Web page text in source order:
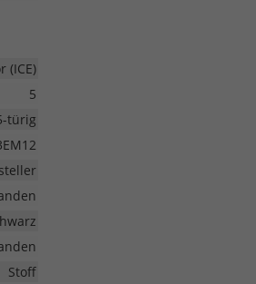
(ICE)
5
türig
Stoff